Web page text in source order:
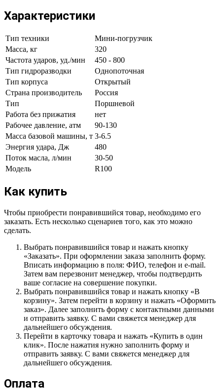
Характеристики
Тип техники
Мини-погрузчик
Масса, кг
320
Частота ударов, уд./мин
450 - 800
Тип гидроразводки
Однопоточная
Тип корпуса
Открытый
Страна производитель
Россия
Тип
Поршневой
Работа без прижатия
нет
Рабочее давление, атм
90-130
Масса базовой машины, т 3-6.5
Энергия удара, Дж
480
Поток масла, л/мин
30-50
Модель
R100
Как купить
Чтобы приобрести понравившийся товар, необходимо его
заказать. Есть несколько сценариев того, как это можно
сделать.
Выбрать понравившийся товар и нажать кнопку
«Заказать». При оформлении заказа заполнить форму.
Вписать информацию в поля: ФИО, телефон и e-mail.
Затем вам перезвонит менеджер, чтобы подтвердить
ваше согласие на совершение покупки.
Выбрать понравившийся товар и нажать кнопку «В
корзину». Затем перейти в корзину и нажать «Оформить
заказ». Далее заполнить форму с контактными данными
и отправить заявку. С вами свяжется менеджер для
дальнейшего обсуждения.
Перейти в карточку товара и нажать «Купить в один
клик». После нажатия нужно заполнить форму и
отправить заявку. С вами свяжется менеджер для
дальнейшего обсуждения.
Оплата